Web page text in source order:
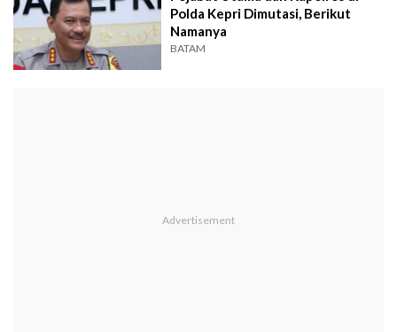
Polda Kepri Dimutasi, Berikut
Namanya
BATAM